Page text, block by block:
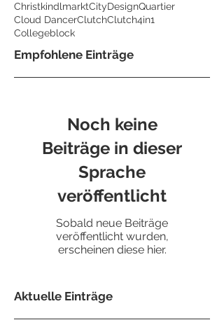
ChristkindlmarktCityDesignQuartier
Cloud DancerClutchClutch4in1
Collegeblock
Empfohlene Einträge
Noch keine
Beiträge in dieser
Sprache
veröffentlicht
Sobald neue Beiträge
veröffentlicht wurden,
erscheinen diese hier.
Aktuelle Einträge